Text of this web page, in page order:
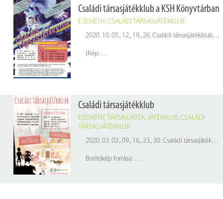
Családi társasjátékklub a KSH Könyvtárban
ESEMÉNY, CSALÁDI TÁRSASJÁTÉKKLUB
2020. 10. 05., 12., 19., 26. Családi társasjátékklub a KSH Könyvtárban
(Kép: pixabay.com
Családi társasjátékklub
ESEMÉNY, TÁRSASJÁTÉK, JÁTÉKKLUB, CSALÁDI
TÁRSASJÁTÉKKLUB
2020. 03. 02., 09., 16., 23., 30. Családi társasjátékklub a KSH Könyvtárban
Borítókép forrása: pixabay.com